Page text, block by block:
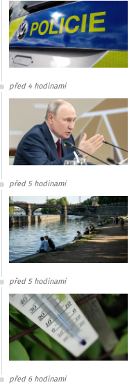
před 4 hodinami
před 5 hodinami
před 5 hodinami
před 6 hodinami